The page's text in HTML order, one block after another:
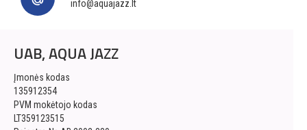
info@aquajazz.lt
UAB, AQUA JAZZ
Įmonės kodas
135912354
PVM mokėtojo kodas
LT359123515